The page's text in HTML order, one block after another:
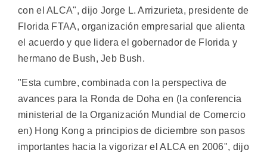
con el ALCA", dijo Jorge L. Arrizurieta, presidente de
Florida FTAA, organización empresarial que alienta
el acuerdo y que lidera el gobernador de Florida y
hermano de Bush, Jeb Bush.
"Esta cumbre, combinada con la perspectiva de
avances para la Ronda de Doha en (la conferencia
ministerial de la Organización Mundial de Comercio
en) Hong Kong a principios de diciembre son pasos
importantes hacia la vigorizar el ALCA en 2006", dijo